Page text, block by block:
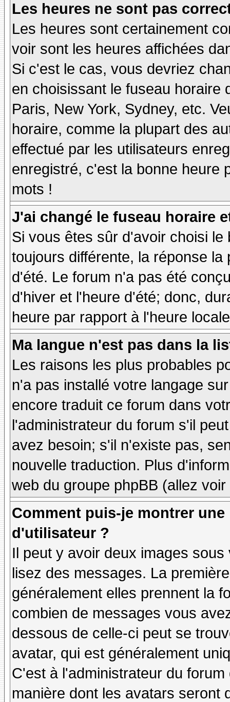
Les heures ne sont pas
Les heures sont certainement
voir sont les heures affichées
Si c'est le cas, vous devriez
en choisissant le fuseau horaire
Paris, New York, Sydney, etc.
horaire, comme la plupart des
effectué par les utilisateurs
enregistré, c'est la bonne heure
mots !
J'ai changé le fuseau horaire
Si vous êtes sûr d'avoir choisi
toujours différente, la réponse
d'été. Le forum n'a pas été
d'hiver et l'heure d'été; donc,
heure par rapport à l'heure
Ma langue n'est pas dans la
Les raisons les plus probables
n'a pas installé votre langage
encore traduit ce forum dans
l'administrateur du forum s'il
avez besoin; s'il n'existe pas,
nouvelle traduction. Plus
web du groupe phpBB (allez
Comment puis-je montrer
d'utilisateur ?
Il peut y avoir deux images
lisez des messages. La
généralement elles prennent la
combien de messages vous
dessous de celle-ci peut se
avatar, qui est généralement
C'est à l'administrateur du
manière dont les avatars seront